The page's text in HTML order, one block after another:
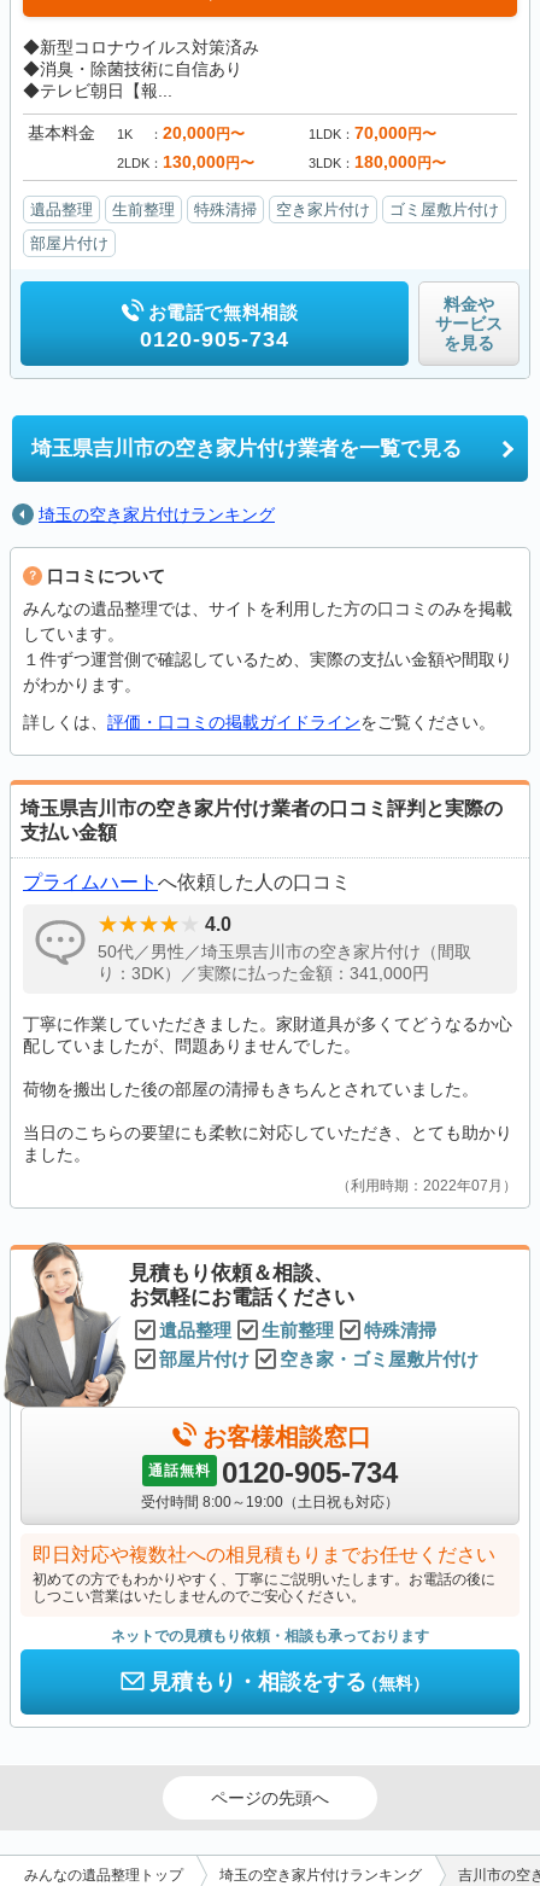
◆新型コロナウイルス対策済み
◆消臭・除菌技術に自信あり
◆テレビ朝日【報...
基本料金 1K 20,000円〜 1LDK 70,000円〜
2LDK 130,000円〜 3LDK 180,000円〜
遺品整理 生前整理 特殊清掃 空き家片付け
ゴミ屋敷片付け
部屋片付け
お電話で無料相談
0120-905-734
料金や
サービス
を見る
埼玉県吉川市の空き家片付け業者を一覧で見る
埼玉の空き家片付けランキング
口コミについて
みんなの遺品整理では、サイトを利用した方の口コミのみを掲載
しています。
１件ずつ運営側で確認しているため、実際の支払い金額や間取り
がわかります。
詳しくは、 評価・口コミの掲載ガイドラインをご覧ください。
埼玉県吉川市の空き家片付け業者の口コミ評判と実際の
支払い金額
プライムハート へ依頼した人の口コミ
4.0
50代／男性／埼玉県吉川市の空き家片付け（間取
り：3DK）／実際に払った金額：341,000円
丁寧に作業していただきました。家財道具が多くてどうなるか心
配していましたが、問題ありませんでした。
荷物を搬出した後の部屋の清掃もきちんとされていました。
当日のこちらの要望にも柔軟に対応していただき、とても助かり
ました。
利用時期：2022年07月
見積もり依頼＆相談、
お気軽にお電話ください
遺品整理 生前整理
特殊清掃
部屋片付け
空き家・ゴミ屋敷片付け
お客様相談窓口
通話無料 0120-905-734
受付時間 8:00～19:00（土日祝も対応）
即日対応や複数社への相見積もりまでお任せください
初めての方でもわかりやすく、丁寧にご説明いたします。お電話の後に
しつこい営業はいたしませんのでご安心ください。
ネットでの見積もり依頼・相談も承っております
見積もり・相談をする（無料）
ページの先頭へ
みんなの遺品整理トップ 埼玉の空き家片付けランキング 吉川市の空